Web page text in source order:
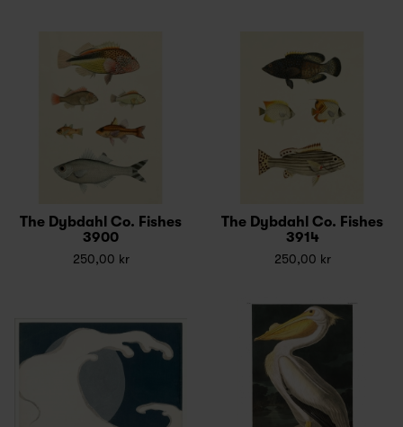
The Dybdahl Co. Fishes
3900
250,00 kr
The Dybdahl Co. Fishes
3914
250,00 kr